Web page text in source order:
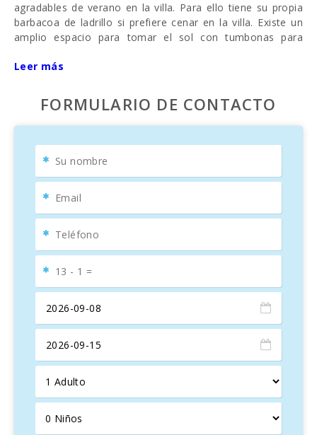
agradables de verano en la villa. Para ello tiene su propia
barbacoa de ladrillo si prefiere cenar en la villa. Existe un
amplio espacio para tomar el sol con tumbonas para
con palmeras y pinos con zonas de sol y sombra. Una
a la sombra del sol, con vistas a la piscina.
La villa consta de una planta baja y un estudio en la planta
salida a la terraza cubierta y a la zona de la piscina. La sala
televisor de pantalla plana, una chimenea ornamental y
una mesa de comedor.
La cocina adyacente, totalmente equipada, tiene acceso a
baja hay dos dormitorios. Ambos dormitorios tienen
puertas que dan al terreno de la villa y que conducen a la
terraza de la piscina. Un dormitorio doble con baño en
suite con acceso a la terraza y a la zona de la piscina y
otro dormitorio con dos camas individuales con acceso a
la terraza en el lado de la villa. También, existe otro cuarto
de baño con ducha.
El tercer dormitorio tiene acceso desde exterior. Unas
terraza superior y al estudio con una cama doble con
cuarto de ducha en suite. El dormitorio tiene una cocina
Leer más
FORMULARIO DE CONTACTO